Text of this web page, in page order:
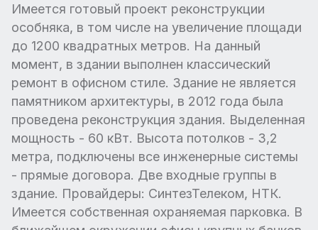
Имеется готовый проект реконструкции
особняка, в том числе на увеличение площади
до 1200 квадратных метров. На данный
момент, в здании выполнен классический
ремонт в офисном стиле. Здание не является
памятником архитектуры, в 2012 года была
проведена реконструкция здания. Выделенная
мощность - 60 кВт. Высота потолков - 3,2
метра, подключены все инженерные системы
- прямые договора. Две входные группы в
здание. Провайдеры: СинтезТелеком, НТК.
Имеется собственная охраняемая парковка. В